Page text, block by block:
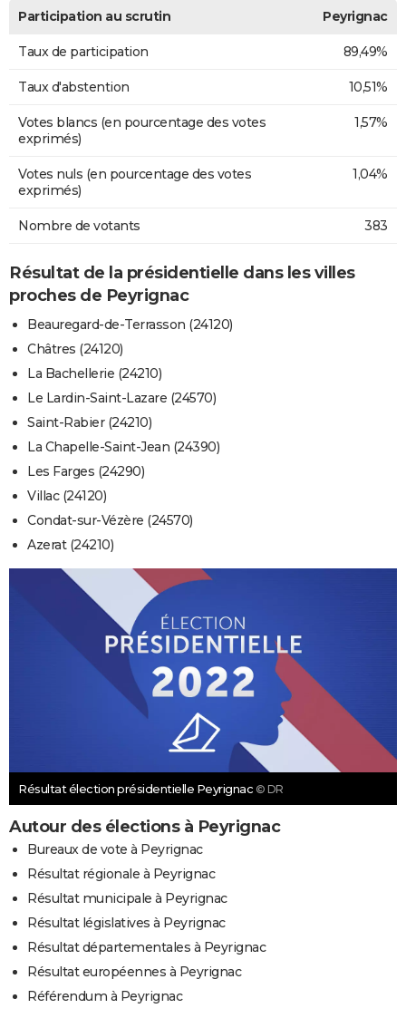
Participation au scrutin Peyrignac
Taux de participation 89,49%
Taux d'abstention 10,51%
Votes blancs (en pourcentage des votes
exprimés)
1,57%
Votes nuls (en pourcentage des votes
exprimés)
1,04%
Nombre de votants 383
Résultat de la présidentielle dans les villes
proches de Peyrignac
Beauregard-de-Terrasson (24120)
Châtres (24120)
La Bachellerie (24210)
Le Lardin-Saint-Lazare (24570)
Saint-Rabier (24210)
La Chapelle-Saint-Jean (24390)
Les Farges (24290)
Villac (24120)
Condat-sur-Vézère (24570)
Azerat (24210)
Résultat élection présidentielle Peyrignac © DR
Autour des élections à Peyrignac
Bureaux de vote à Peyrignac
Résultat régionale à Peyrignac
Résultat municipale à Peyrignac
Résultat législatives à Peyrignac
Résultat départementales à Peyrignac
Résultat européennes à Peyrignac
Référendum à Peyrignac